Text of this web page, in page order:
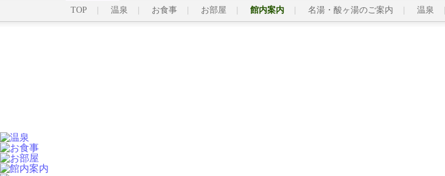
TOP 温泉 お食事 お部屋 館内案内 名湯・酸ヶ湯のご案内 温泉